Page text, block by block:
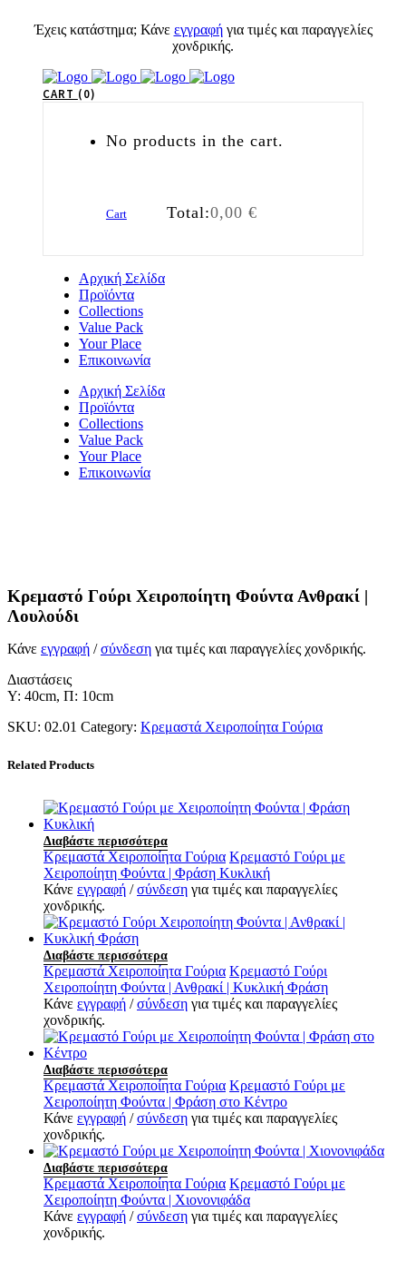
Έχεις κατάστημα; Κάνε εγγραφήγια τιμές και παραγγελίες
χονδρικής.
CART 0
No products in the cart.
Cart Total:0,00 €
Αρχική Σελίδα
Προϊόντα
Collections
Value Pack
Your Place
Επικοινωνία
Αρχική Σελίδα
Προϊόντα
Collections
Value Pack
Your Place
Επικοινωνία
Κρεμαστό Γούρι Χειροποίητη Φούντα Ανθρακί |
Λουλούδι
Κάνε εγγραφή /σύνδεση για τιμές και παραγγελίες χονδρικής.
Διαστάσεις
Y: 40cm, Π: 10cm
SKU: 02.01 Category: Κρεμαστά Χειροποίητα Γούρια
Related Products
Διαβάστε περισσότερα
Κρεμαστά Χειροποίητα Γούρια Κρεμαστό Γούρι με
Χειροποίητη Φούντα | Φράση Κυκλική
Κάνε εγγραφή /σύνδεση για τιμές και παραγγελίες
χονδρικής.
Διαβάστε περισσότερα
Κρεμαστά Χειροποίητα Γούρια Κρεμαστό Γούρι
Χειροποίητη Φούντα | Ανθρακί | Κυκλική Φράση
Κάνε εγγραφή /σύνδεση για τιμές και παραγγελίες
χονδρικής.
Διαβάστε περισσότερα
Κρεμαστά Χειροποίητα Γούρια Κρεμαστό Γούρι με
Χειροποίητη Φούντα | Φράση στο Κέντρο
Κάνε εγγραφή /σύνδεση για τιμές και παραγγελίες
χονδρικής.
Διαβάστε περισσότερα
Κρεμαστά Χειροποίητα Γούρια Κρεμαστό Γούρι με
Χειροποίητη Φούντα | Χιονονιφάδα
Κάνε εγγραφή /σύνδεση για τιμές και παραγγελίες
χονδρικής.